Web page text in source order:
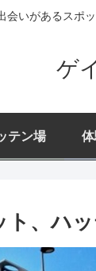
会いがあるスポ
ゲ
テン場
、ハ